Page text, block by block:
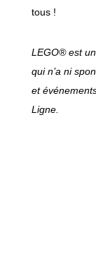
tous !
LEGO® est
qui n’a ni
et
Ligne.